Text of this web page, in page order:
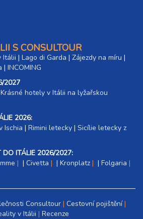
S CONSULTOUR
Itálii | Lago di Garda | Zájezdy na míru |
| INCOMING
2027
Krásné hotely v Itálii na lyžařskou
2026:
Ischia | Rimini letecky | Sicílie letecky z
DO ITÁLIE 2026/2027:
| Civetta | Kronplatz | Folgaria
Consultour Cestovní pojištění
v Itálii Recenze